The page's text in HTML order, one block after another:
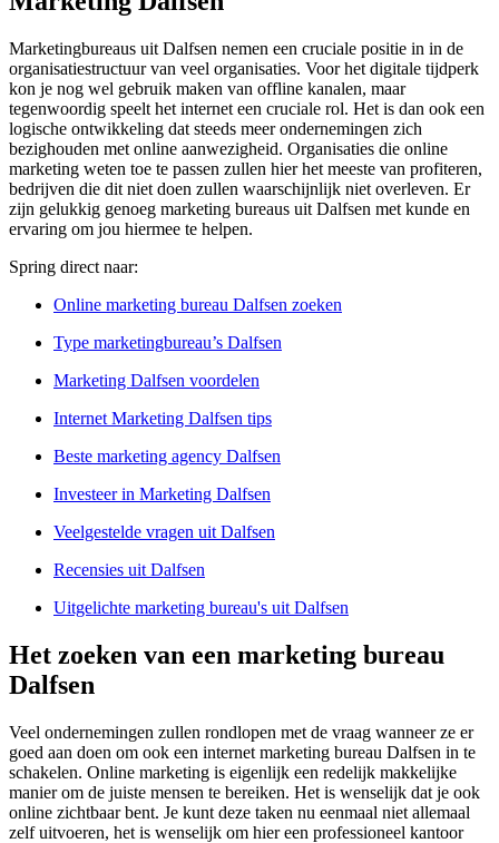
Marketingbureaus uit Dalfsen nemen een cruciale positie in in de
organisatiestructuur van veel organisaties. Voor het digitale tijdperk
kon je nog wel gebruik maken van offline kanalen, maar
tegenwoordig speelt het internet een cruciale rol. Het is dan ook een
logische ontwikkeling dat steeds meer ondernemingen zich
bezighouden met online aanwezigheid. Organisaties die online
marketing weten toe te passen zullen hier het meeste van profiteren,
bedrijven die dit niet doen zullen waarschijnlijk niet overleven. Er
zijn gelukkig genoeg marketing bureaus uit Dalfsen met kunde en
ervaring om jou hiermee te helpen.
Spring direct naar:
Online marketing bureau Dalfsen zoeken
Type marketingbureau’s Dalfsen
Marketing Dalfsen voordelen
Internet Marketing Dalfsen tips
Beste marketing agency Dalfsen
Investeer in Marketing Dalfsen
Veelgestelde vragen uit Dalfsen
Recensies uit Dalfsen
Uitgelichte marketing bureau's uit Dalfsen
Het zoeken van een marketing bureau
Dalfsen
Veel ondernemingen zullen rondlopen met de vraag wanneer ze er
goed aan doen om ook een internet marketing bureau Dalfsen in te
schakelen. Online marketing is eigenlijk een redelijk makkelijke
manier om de juiste mensen te bereiken. Het is wenselijk dat je ook
online zichtbaar bent. Je kunt deze taken nu eenmaal niet allemaal
zelf uitvoeren, het is wenselijk om hier een professioneel kantoor